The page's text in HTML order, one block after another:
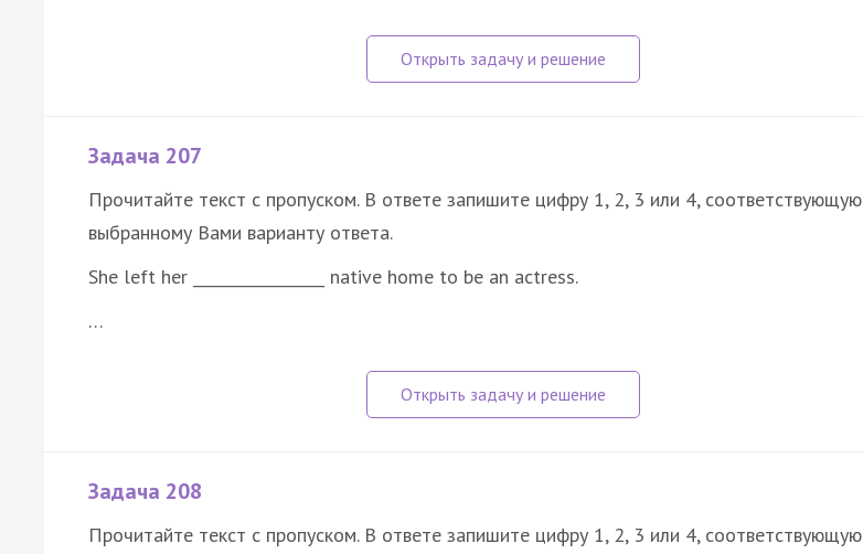
Задача 207
Прочитайте текст с пропуском. В ответе запишите цифру 1, 2, 3 или 4, соответствующую
выбранному Вами варианту ответа.
She left her _________________ native home to be an actress.
…
Задача 208
Прочитайте текст с пропуском. В ответе запишите цифру 1, 2, 3 или 4, соответствующую